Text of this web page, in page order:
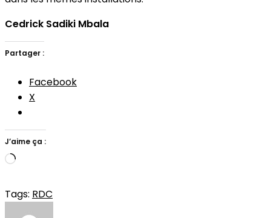
Cedrick Sadiki Mbala
Partager :
Facebook
X
J’aime ça :
Chargement…
Tags: RDC